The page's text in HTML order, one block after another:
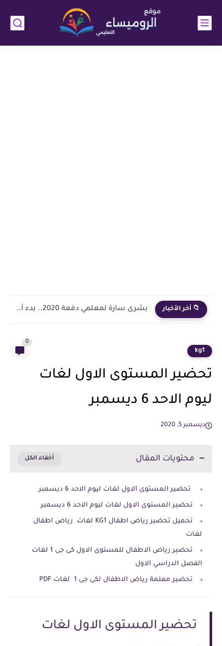
📁 آخر الأخبار بشرى سارة لمعلمي دفعة 2020.. بدء أول خطوة رسمية في...
kg1
0
تحضير المستوى الاول لغات
ليوم الاحد 6 ديسمبر
ديسمبر 5, 2020
محتويات المقال
تحضير المستوى الاول لغات ليوم الاحد 6 ديسمبر
تحضير المستوى الاول لغات ليوم الاحد 6 ديسمبر
تحميل تحضير رياض اطفال KG1 لغات رياض اطفال
لغات
تحضير رياض الاطفال للمستوى الاول كى جى 1 لغات
الفصل الدراسي الاول
تحضير معلمة رياض الاطفال لكى جى 1 لغات PDF
تحضير المستوى الاول لغات